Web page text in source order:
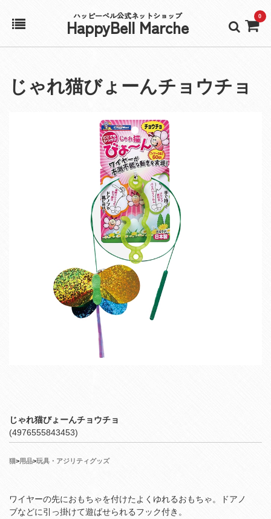
ハッピーベル公式ネットショップ
HappyBell Marche 0
アカウント
じゃれ猫びょーんチョウチョ
じゃれ猫びょーんチョウチョ
(4976555843453)
猫>用品>玩具・アジリティグッズ
ワイヤーの先におもちゃを付けたよくゆれるおもちゃ。ドアノ
ブなどに引っ掛けて遊ばせられるフック付き。